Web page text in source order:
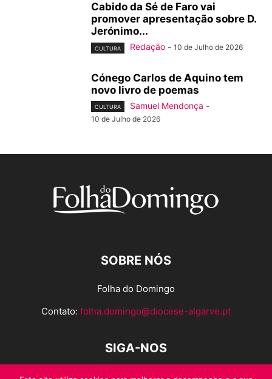
Cabido da Sé de Faro vai
promover apresentação sobre D.
Jerónimo...
CULTURA Redação - 10 de Julho de 2026
Cónego Carlos de Aquino tem
novo livro de poemas
CULTURA Samuel Mendonça -
10 de Julho de 2026
SOBRE NÓS
Folha do Domingo
Contato: folha.domingo@diocese-algarve.pt
SIGA-NOS